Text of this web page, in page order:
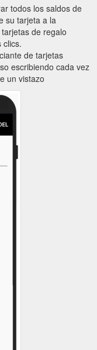
todos los saldos de
su tarjeta a la
de regalo
clics.
de tarjetas
escribiendo cada vez
un vistazo